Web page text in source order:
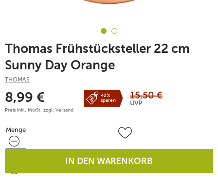
Thomas Frühstücksteller 22 cm
Sunny Day Orange
THOMAS
8,99 €
Preis inkl. MwSt. zzgl. Versand
42%
sparen
15,50 €
UVP
Menge
Menge
IN DEN WARENKORB